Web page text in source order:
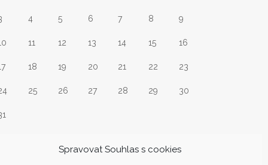
Spravovat Souhlas s cookies
4 5 6 7 8 9
11 12 13 14 15 16
18 19 20 21 22 23
25 26 27 28 29 30